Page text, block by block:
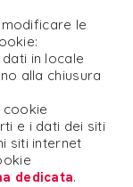
modificare le
in locale
alla chiusura
cookie
e i dati dei siti
siti internet
dedicata.